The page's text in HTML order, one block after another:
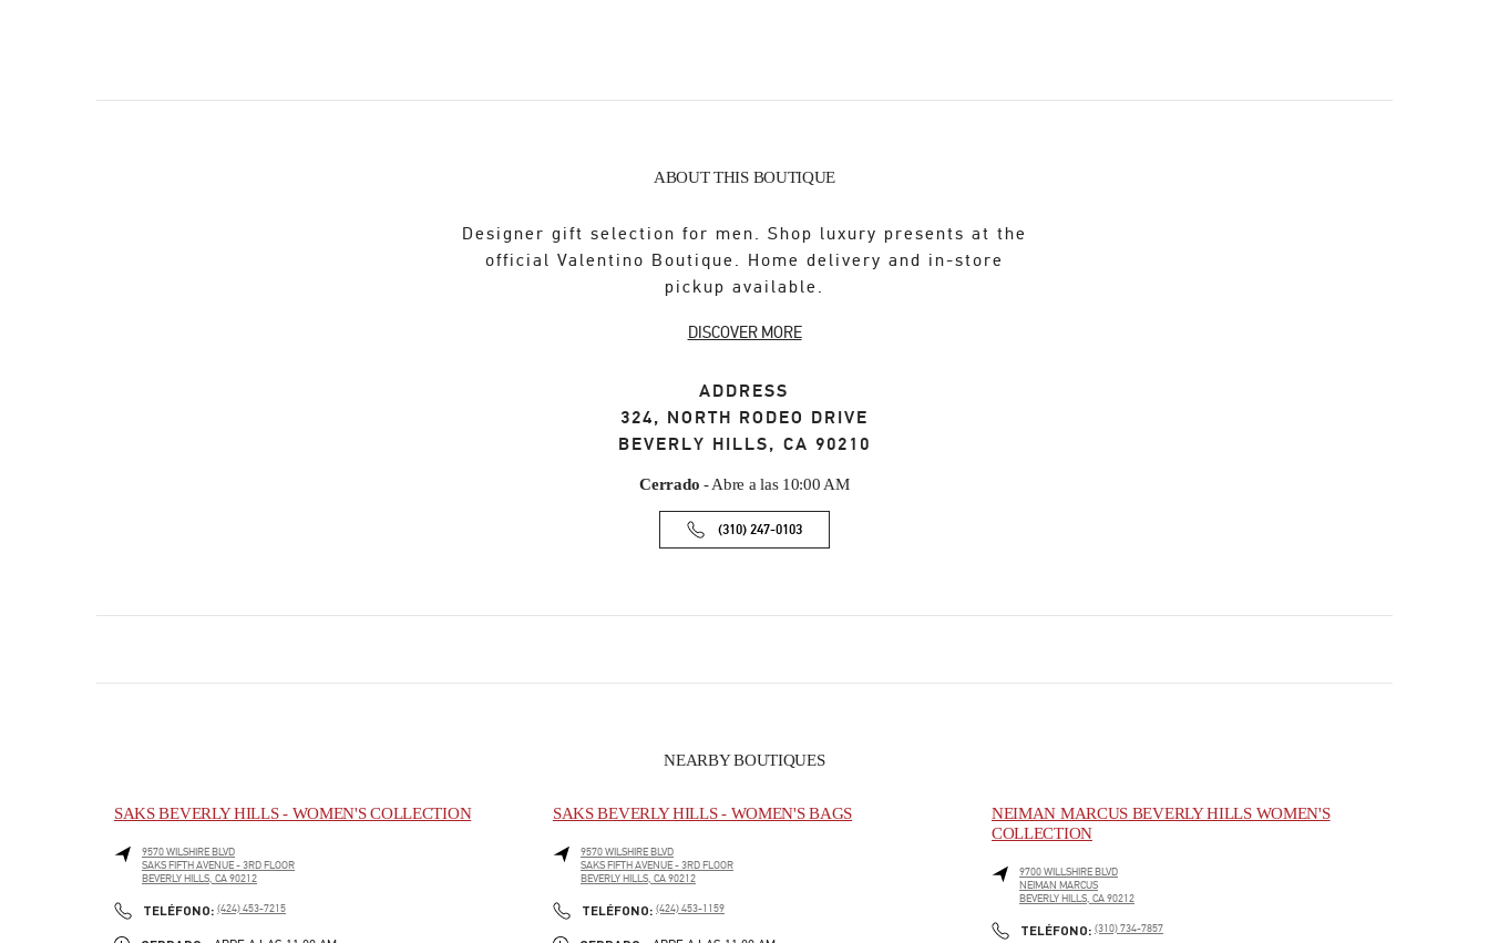
ABOUT THIS BOUTIQUE
Designer gift selection for men. Shop luxury presents at the
official Valentino Boutique. Home delivery and in-store
pickup available.
DISCOVER MORE
ADDRESS
324, NORTH RODEO DRIVE
BEVERLY HILLS, CA 90210
Cerrado - Abre a las 10:00 AM
(310) 247-0103
NEARBY BOUTIQUES
SAKS BEVERLY HILLS - WOMEN'S COLLECTION
9570 WILSHIRE BLVD
SAKS FIFTH AVENUE - 3RD FLOOR
BEVERLY HILLS, CA90212
TELÉFONO: PHONE
(424) 453-7215
SAKS BEVERLY HILLS - WOMEN'S BAGS
9570 WILSHIRE BLVD
SAKS FIFTH AVENUE - 3RD FLOOR
BEVERLY HILLS, CA90212
TELÉFONO: PHONE
(424) 453-1159
NEIMAN MARCUS BEVERLY HILLS WOMEN'S
COLLECTION
9700 WILLSHIRE BLVD
NEIMAN MARCUS
BEVERLY HILLS, CA90212
TELÉFONO: PHONE
(310) 734-7857